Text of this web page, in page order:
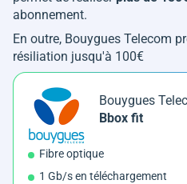
abonnement.
En outre, Bouygues Telecom
résiliation jusqu'à 100€
Bouygues
Bbox fit
Fibre optique
1 Gb/s en téléchargement